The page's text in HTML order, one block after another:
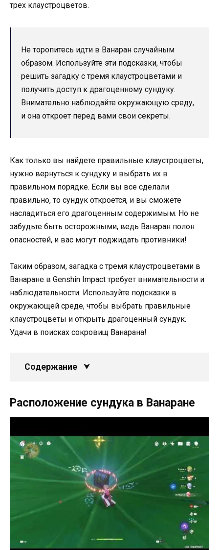
трех клаустроцветов.
Не торопитесь идти в Ванаран случайным
образом. Используйте эти подсказки, чтобы
решить загадку с тремя клаустроцветами и
получить доступ к драгоценному сундуку.
Внимательно наблюдайте окружающую среду,
и она откроет перед вами свои секреты.
Как только вы найдете правильные клаустроцветы,
нужно вернуться к сундуку и выбрать их в
правильном порядке. Если вы все сделали
правильно, то сундук откроется, и вы сможете
насладиться его драгоценным содержимым. Но не
забудьте быть осторожными, ведь Ванаран полон
опасностей, и вас могут поджидать противники!
Таким образом, загадка с тремя клаустроцветами в
Ванаране в Genshin Impact требует внимательности и
наблюдательности. Используйте подсказки в
окружающей среде, чтобы выбрать правильные
клаустроцветы и открыть драгоценный сундук.
Удачи в поисках сокровищ Ванарана!
Содержание
Расположение сундука в Ванаране